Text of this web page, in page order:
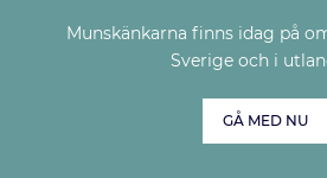
Munskänkarna finns idag på
Sverige och i
GÅ MED NU